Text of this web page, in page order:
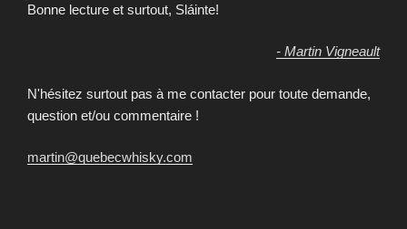
Bonne lecture et surtout, Sláinte!
- Martin Vigneault
N'hésitez surtout pas à me contacter pour toute demande,
question et/ou commentaire !
martin@quebecwhisky.com